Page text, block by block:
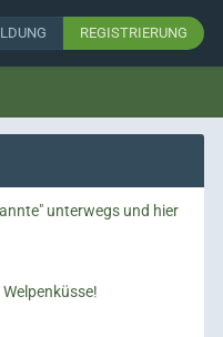
REGISTRIERUNG
unterwegs und hier